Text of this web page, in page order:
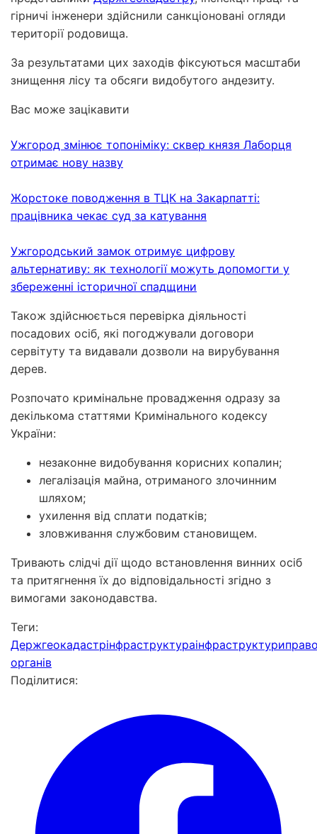
гірничі інженери здійснили санкціоновані огляди
території родовища.
За результатами цих заходів фіксуються масштаби
знищення лісу та обсяги видобутого андезиту.
Вас може зацікавити
Ужгород змінює топоніміку: сквер князя Лаборця
отримає нову назву
Жорстоке поводження в ТЦК на Закарпатті:
працівника чекає суд за катування
Ужгородський замок отримує цифрову
альтернативу: як технології можуть допомогти у
збереженні історичної спадщини
Також здійснюється перевірка діяльності
посадових осіб, які погоджували договори
сервітуту та видавали дозволи на вирубування
дерев.
Розпочато кримінальне провадження одразу за
декількома статтями Кримінального кодексу
України:
незаконне видобування корисних копалин;
легалізація майна, отриманого злочинним
шляхом;
ухилення від сплати податків;
зловживання службовим становищем.
Тривають слідчі дії щодо встановлення винних осіб
та притягнення їх до відповідальності згідно з
вимогами законодавства.
Теги:
Держгеокадастрінфраструктураінфраструктури
органів
Поділитися: